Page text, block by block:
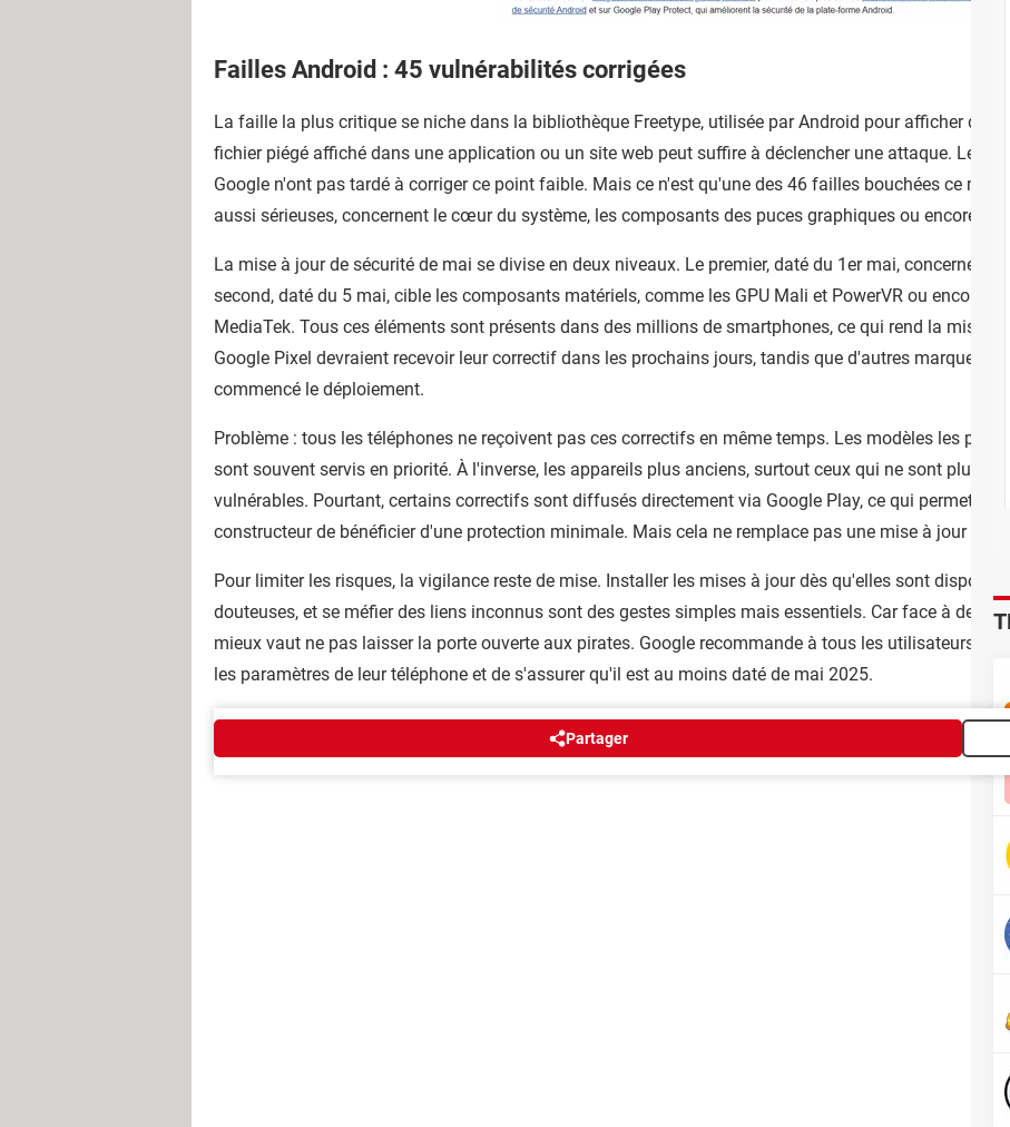
Failles Android : 45 vulnérabilités corrigées
La faille la plus critique se niche dans la bibliothèque Freetype, utilisée par Android pour afficher des
fichier piégé affiché dans une application ou un site web peut suffire à déclencher une attaque. Le
Google n'ont pas tardé à corriger ce point faible. Mais ce n'est qu'une des 46 failles bouchées ce
aussi sérieuses, concernent le cœur du système, les composants des puces graphiques ou encore les
La mise à jour de sécurité de mai se divise en deux niveaux. Le premier, daté du 1er mai, concerne le
second, daté du 5 mai, cible les composants matériels, comme les GPU Mali et PowerVR ou encore
MediaTek. Tous ces éléments sont présents dans des millions de smartphones, ce qui rend la mise à
Google Pixel devraient recevoir leur correctif dans les prochains jours, tandis que d'autres marques
commencé le déploiement.
Problème : tous les téléphones ne reçoivent pas ces correctifs en même temps. Les modèles les plus
sont souvent servis en priorité. À l'inverse, les appareils plus anciens, surtout ceux qui ne sont plus
vulnérables. Pourtant, certains correctifs sont diffusés directement via Google Play, ce qui permet à
constructeur de bénéficier d'une protection minimale. Mais cela ne remplace pas une mise à jour
Pour limiter les risques, la vigilance reste de mise. Installer les mises à jour dès qu'elles sont
douteuses, et se méfier des liens inconnus sont des gestes simples mais essentiels. Car face à des
mieux vaut ne pas laisser la porte ouverte aux pirates. Google recommande à tous les utilisateurs de
les paramètres de leur téléphone et de s'assurer qu'il est au moins daté de mai 2025.
Partager